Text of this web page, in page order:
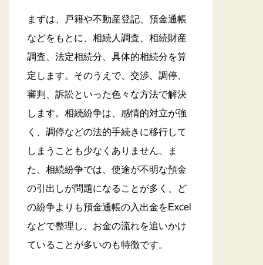
まずは、戸籍や不動産登記、預金通帳
などをもとに、相続人調査、相続財産
調査、法定相続分、具体的相続分を算
定します。そのうえで、交渉、調停、
審判、訴訟といった色々な方法で解決
します。相続紛争は、感情的対立が強
く、調停などの法的手続きに移行して
しまうことも少なくありません。ま
た、相続紛争では、使途が不明な預金
の引出しが問題になることが多く、ど
の紛争よりも預金通帳の入出金をExcel
などで整理し、お金の流れを追いかけ
ていることが多いのも特徴です。